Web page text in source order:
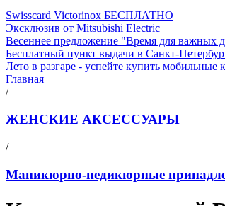
Swisscard Victorinox БЕСПЛАТНО
Эксклюзив от Mitsubishi Electric
Весеннее предложение "Время для важных
Бесплатный пункт выдачи в Санкт-
Лето в разгаре - успейте купить
Главная
/
ЖЕНСКИЕ АКСЕССУАРЫ
/
Маникюрно-педикюрные